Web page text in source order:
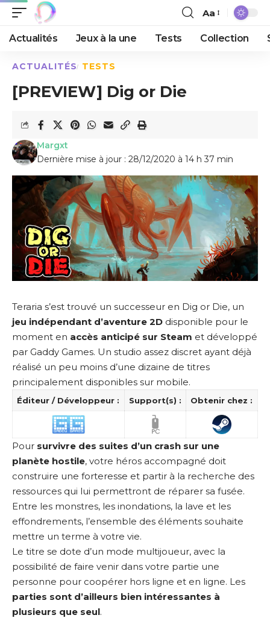
Aa
Actualités Jeux à la une Tests Collection
ACTUALITÉS TESTS
[PREVIEW] Dig or Die
Dernière mise à jour : 28/12/2020 à 14 h 37 min
Margxt
Teraria s’est trouvé un successeur en Dig or Die, un
jeu indépendant d’aventure 2D disponible pour le
moment en accès anticipé sur Steam et développé
par Gaddy Games. Un studio assez discret ayant déjà
réalisé un peu moins d’une dizaine de titres
principalement disponibles sur mobile.
Éditeur / Développeur : Support(s) : Obtenir chez :
Pour survivre des suites d’un crash sur une
planète hostile, votre héros accompagné doit
construire une forteresse et partir à la recherche des
ressources qui lui permettront de réparer sa fusée.
Entre les monstres, les inondations, la lave et les
effondrements, l’ensemble des éléments souhaite
mettre un terme à votre vie.
Le titre se dote d’un mode multijoueur, avec la
possibilité de faire venir dans votre partie une
personne pour coopérer hors ligne et en ligne. Les
parties sont d’ailleurs bien intéressantes à
plusieurs que seul.